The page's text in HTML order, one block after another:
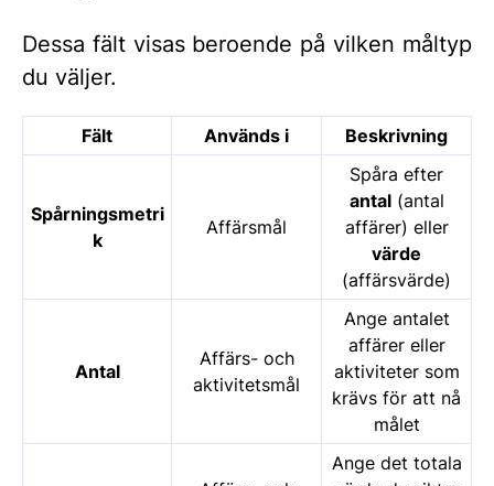
Dessa fält visas beroende på vilken måltyp
du väljer.
Fält Används i Beskrivning
Spårningsmetri
k
Affärsmål
Spåra efter
antal(antal
affärer) eller
värde
(affärsvärde)
Antal
Affärs- och
aktivitetsmål
Ange antalet
affärer eller
aktiviteter som
krävs för att nå
målet
Ange det totala